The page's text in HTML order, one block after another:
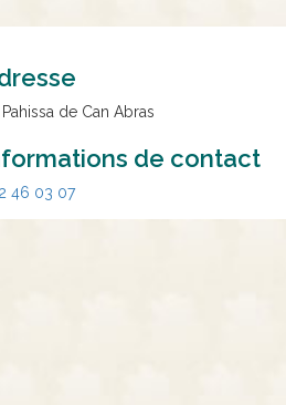
Pahissa de Can Abras
de contact
46 03 07